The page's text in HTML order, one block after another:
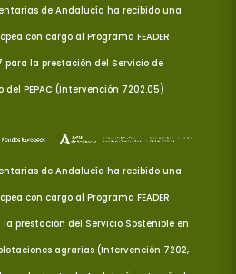
de Andalucía ha recibido una
con cargo al Programa FEADER
para la prestación del Servicio de
del PEPAC (Intervención 7202.05)
de Andalucía ha recibido una
con cargo al Programa FEADER
prestación del Servicio Sostenible en
agrarias (Intervención 7202,